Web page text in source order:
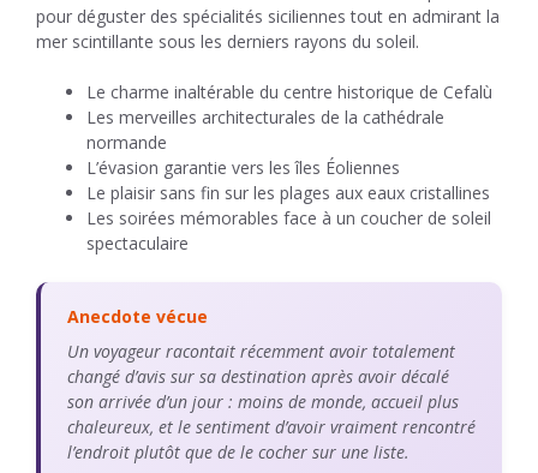
pour déguster des spécialités siciliennes tout en admirant la
mer scintillante sous les derniers rayons du soleil.
Le charme inaltérable du centre historique de Cefalù
Les merveilles architecturales de la cathédrale
normande
L’évasion garantie vers les îles Éoliennes
Le plaisir sans fin sur les plages aux eaux cristallines
Les soirées mémorables face à un coucher de soleil
spectaculaire
Anecdote vécue
Un voyageur racontait récemment avoir totalement
changé d’avis sur sa destination après avoir décalé
son arrivée d’un jour : moins de monde, accueil plus
chaleureux, et le sentiment d’avoir vraiment rencontré
l’endroit plutôt que de le cocher sur une liste.